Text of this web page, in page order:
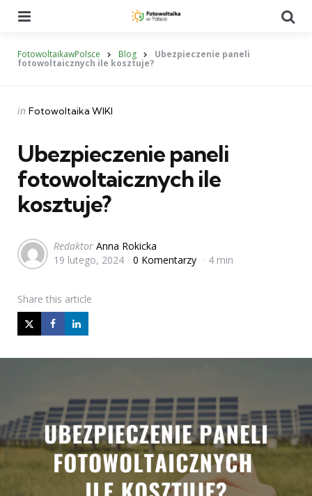
FotowoltaikawPolsce Blog Ubezpieczenie paneli
fotowoltaicznych ile kosztuje?
Categories
Posted
in Fotowoltaika WIKI
Ubezpieczenie paneli
fotowoltaicznych ile
kosztuje?
Posted
by
Redaktor Anna Rokicka
19 lutego, 2024
0 Komentarzy 4 min
Share this article